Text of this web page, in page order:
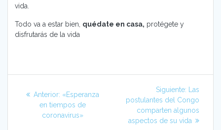
vida.
Todo va a estar bien, quédate en casa, protégete y
disfrutarás de la vida
Anterior: Entrada
anterior:
«Esperanza
en tiempos de
coronavirus»
Siguiente: Siguiente
entrada:
Las
postulantes del Congo
comparten algunos
aspectos de su vida